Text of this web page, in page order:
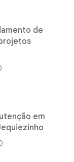
de
em